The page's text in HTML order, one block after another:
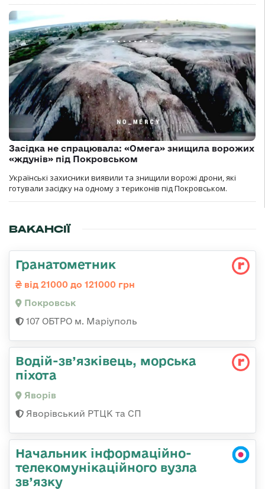
Засідка не спрацювала: «Омега» знищила ворожих
«ждунів» під Покровськом
Українські захисники виявили та знищили ворожі дрони, які
готували засідку на одному з териконів під Покровськом.
ВАКАНСІЇ
Гранатометник
від 21000 до 121000 грн
Покровськ
107 ОБТРО м. Маріуполь
Водій-зв’язківець, морська
піхота
Яворів
Яворівський РТЦК та СП
Начальник інформаційно-
телекомунікаційного вузла
зв’язку